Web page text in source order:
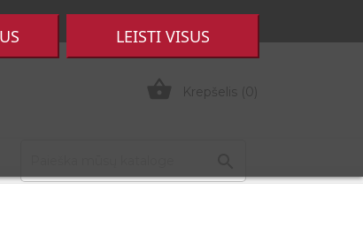
Registruotis
 Krepšelis (0)
LEISTI VISUS